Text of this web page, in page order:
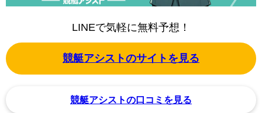
LINEで気軽に無料予想！
競艇アシストのサイトを見る
競艇アシストの口コミを見る